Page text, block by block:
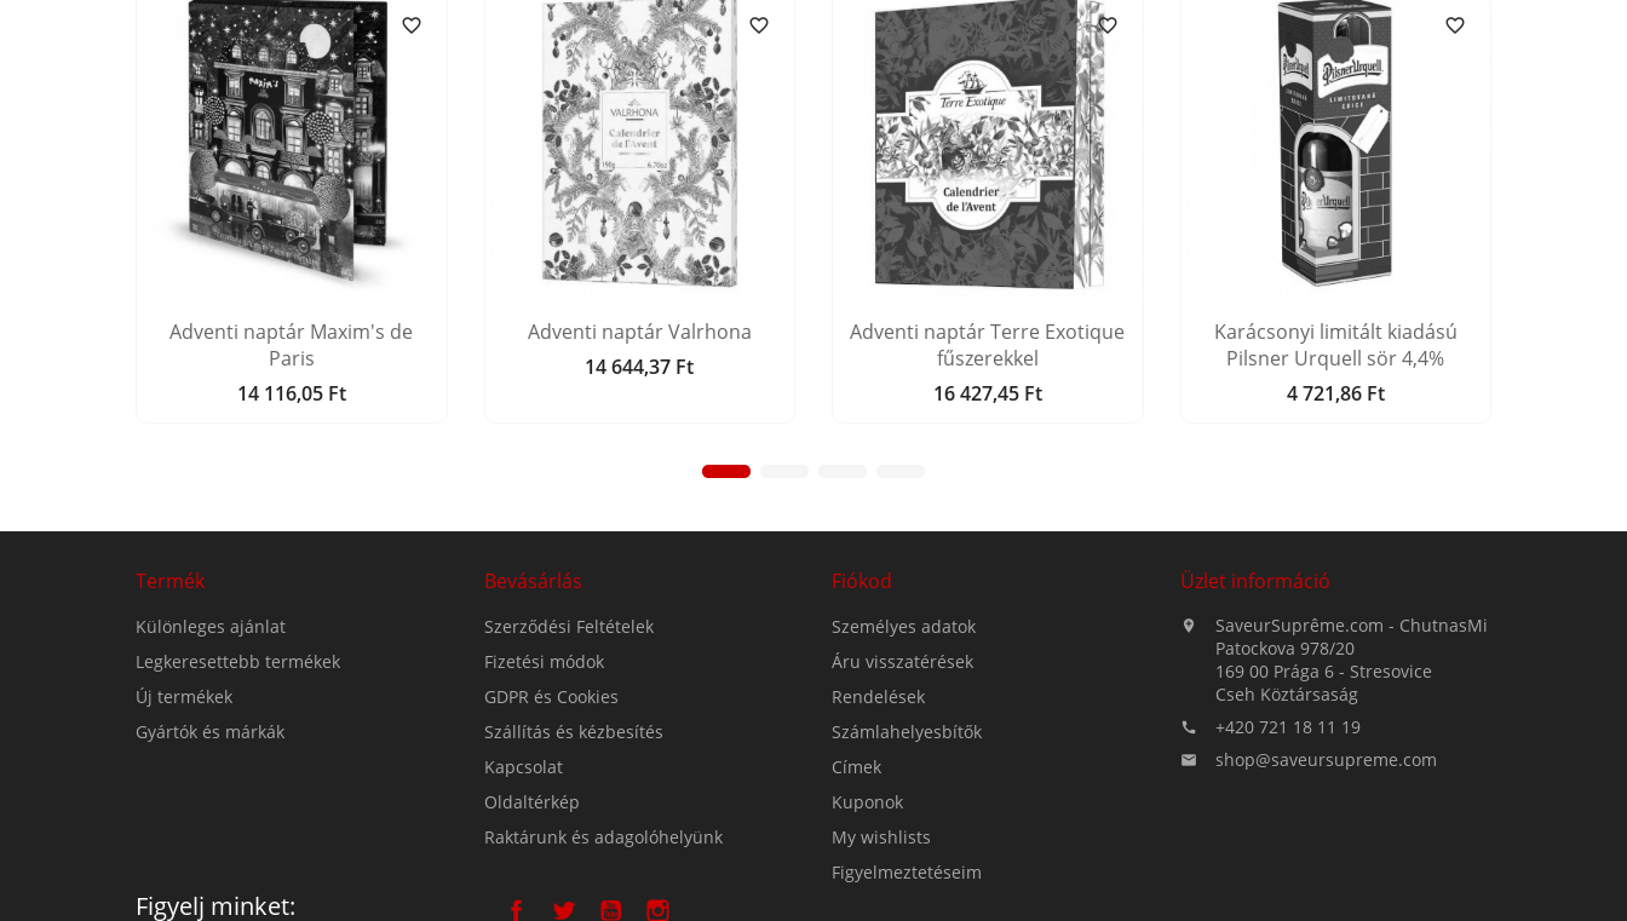

Adventi naptár Maxim's de
Paris
Ár
14 116,05 Ft

Adventi naptár Valrhona
Ár
14 644,37 Ft

Adventi naptár Terre Exotique
fűszerekkel
Ár
16 427,45 Ft

Karácsonyi limitált kiadású
Pilsner Urquell sör 4,4%
Ár
4 721,86 Ft
Termék
Különleges ajánlat
Legkeresettebb termékek
Új termékek
Gyártók és márkák
Bevásárlás
Szerződési Feltételek
Fizetési módok
GDPR és Cookies
Szállítás és kézbesítés
Kapcsolat
Oldaltérkép
Raktárunk és adagolóhelyünk
Fiókod
Személyes adatok
Áru visszatérések
Rendelések
Számlahelyesbítők
Címek
Kuponok
My wishlists
Figyelmeztetéseim
Üzlet információ

SaveurSuprême.com - ChutnasMi
Patockova 978/20
169 00 Prága 6 - Stresovice
Cseh Köztársaság
 +420 721 18 11 19
 shop@saveursupreme.com
Figyelj minket: